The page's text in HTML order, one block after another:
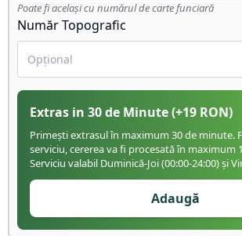
Poate fi același cu numărul de carte funciară
Număr Topografic
Extras in 30 de Minute(+19 RON)
Primești extrasul în maximum 30 de minute.
serviciu, cererea va fi procesată în maximum
Serviciu valabil Duminică-Joi (00:00-24:00) și
Adaugă